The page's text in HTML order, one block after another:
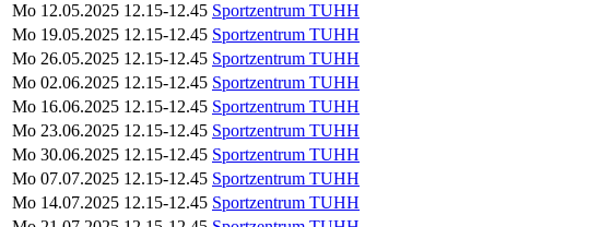
Mo 12.05.2025 12.15-12.45 Sportzentrum TUHH
Mo 19.05.2025 12.15-12.45 Sportzentrum TUHH
Mo 26.05.2025 12.15-12.45 Sportzentrum TUHH
Mo 02.06.2025 12.15-12.45 Sportzentrum TUHH
Mo 16.06.2025 12.15-12.45 Sportzentrum TUHH
Mo 23.06.2025 12.15-12.45 Sportzentrum TUHH
Mo 30.06.2025 12.15-12.45 Sportzentrum TUHH
Mo 07.07.2025 12.15-12.45 Sportzentrum TUHH
Mo 14.07.2025 12.15-12.45 Sportzentrum TUHH